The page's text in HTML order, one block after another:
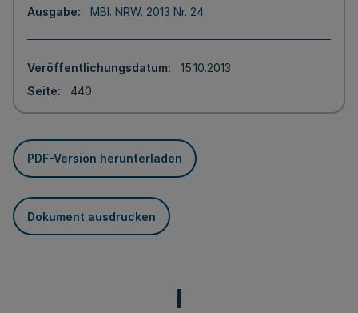
Ausgabe
MBl. NRW. 2013 Nr. 24
Veröffentlichungsdatum
15.10.2013
Seite
440
PDF-Version herunterladen
Dokument ausdrucken
I